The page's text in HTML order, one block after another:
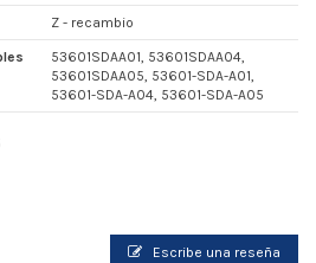
Z - recambio
53601SDAA01, 53601SDAA04,
53601SDAA05, 53601-SDA-A01,
53601-SDA-A04, 53601-SDA-A05
Escribe una reseña